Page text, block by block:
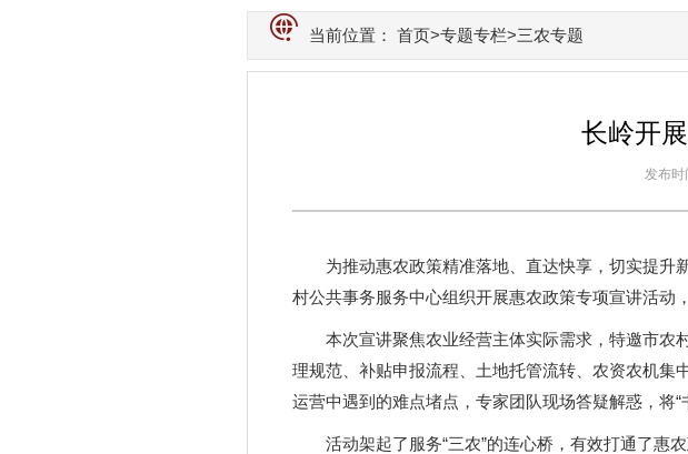
当前位置： 首页>专题专栏>三农专题
长岭开
发布
为推动惠农政策精准落地、直达快享，切实提升
村公共事务服务中心组织开展惠农政策专项宣讲活动
本次宣讲聚焦农业经营主体实际需求，特邀市农
理规范、补贴申报流程、土地托管流转、农资农机集
运营中遇到的难点堵点，专家团队现场答疑解惑，将“
活动架起了服务“三农”的连心桥，有效打通了惠